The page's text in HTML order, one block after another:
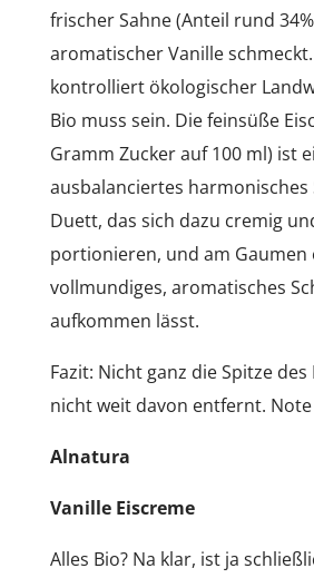
frischer Sahne (Anteil rund
aromatischer Vanille
kontrolliert ökologischer
Bio muss sein. Die feinsüße
Gramm Zucker auf 100 ml) ist
ausbalanciertes harmonisches
Duett, das sich dazu cremig
portionieren, und am Gaumen
vollmundiges, aromatisches
aufkommen lässt.
Fazit: Nicht ganz die Spitze
nicht weit davon entfernt. Note
Alnatura
Vanille Eiscreme
Alles Bio? Na klar, ist ja